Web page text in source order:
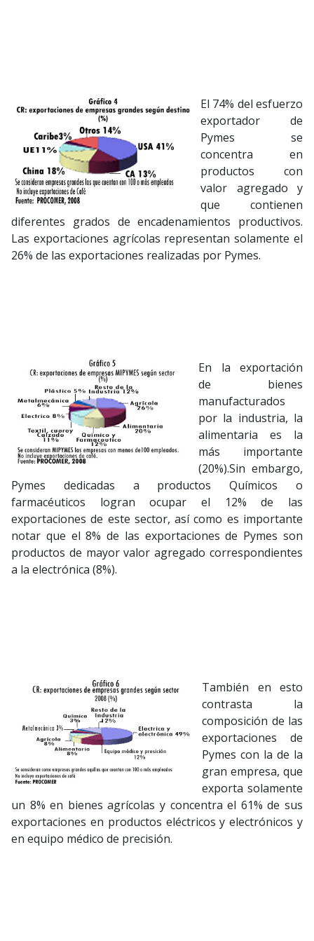
El 74% del esfuerzo
exportador de
Pymes se
concentra en
productos con
valor agregado y
que contienen
diferentes grados de encadenamientos productivos.
Las exportaciones agrícolas representan solamente el
26% de las exportaciones realizadas por Pymes.
En la exportación
de bienes
manufacturados
por la industria, la
alimentaria es la
más importante
(20%).Sin embargo,
Pymes dedicadas a productos Químicos o
farmacéuticos logran ocupar el 12% de las
exportaciones de este sector, así como es importante
notar que el 8% de las exportaciones de Pymes son
productos de mayor valor agregado correspondientes
a la electrónica (8%).
También en esto
contrasta la
composición de las
exportaciones de
Pymes con la de la
gran empresa, que
exporta solamente
un 8% en bienes agrícolas y concentra el 61% de sus
exportaciones en productos eléctricos y electrónicos y
en equipo médico de precisión.